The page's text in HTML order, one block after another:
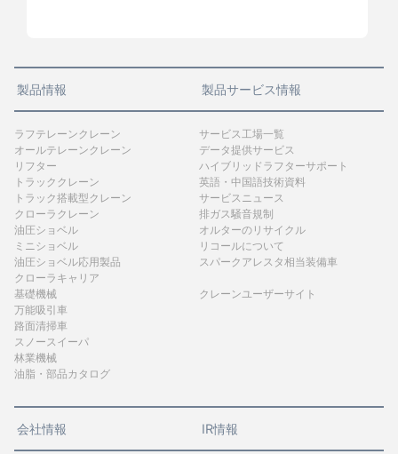
製品情報
ラフテレーンクレーン
オールテレーンクレーン
リフター
トラッククレーン
トラック搭載型クレーン
クローラクレーン
油圧ショベル
ミニショベル
油圧ショベル応用製品
クローラキャリア
基礎機械
万能吸引車
路面清掃車
スノースイーパ
林業機械
油脂・部品カタログ
製品サービス情報
サービス工場一覧
データ提供サービス
ハイブリッドラフターサポート
英語・中国語技術資料
サービスニュース
排ガス騒音規制
オルターのリサイクル
リコールについて
スパークアレスタ相当装備車
クレーンユーザーサイト
会社情報 IR情報